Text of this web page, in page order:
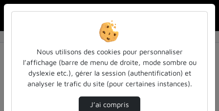
Résultats de la recherche
Filtres actifs (cliquer pour en retirer) :
education
entendu-des-confs-a-ecouter
Allemand
ia-lintelligence-artificielle-approches-et-usages-a-
Nous utilisons des cookies pour personnaliser
l’affichage (barre de menu de droite, mode sombre ou
dyslexie etc.), gérer la session (authentification) et
analyser le trafic du site (pour certaines instances).
J’ai compris